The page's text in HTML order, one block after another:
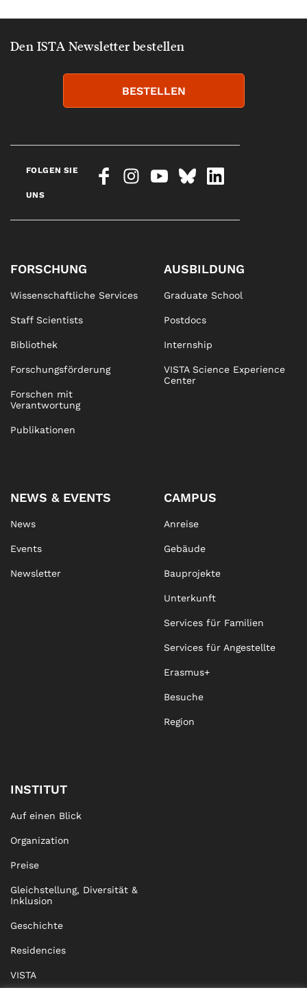
Den ISTA Newsletter bestellen
BESTELLEN
FOLGEN SIE
UNS
FORSCHUNG
Wissenschaftliche Services
Staff Scientists
Bibliothek
Forschungsförderung
Forschen mit
Verantwortung
Publikationen
AUSBILDUNG
Graduate School
Postdocs
Internship
VISTA Science Experience
Center
NEWS & EVENTS
News
Events
Newsletter
CAMPUS
Anreise
Gebäude
Bauprojekte
Unterkunft
Services für Familien
Services für Angestellte
Erasmus+
Besuche
Region
INSTITUT
Auf einen Blick
Organization
Preise
Gleichstellung, Diversität &
Inklusion
Geschichte
Residencies
VISTA